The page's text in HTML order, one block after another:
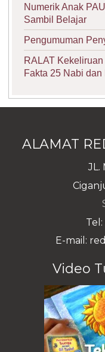
Numerik Anak
Sambil Belajar
Pengumuman
RALAT
Fakta 25 Nabi dan
ALAMAT
JL.
Tel:
E-mail:
Video